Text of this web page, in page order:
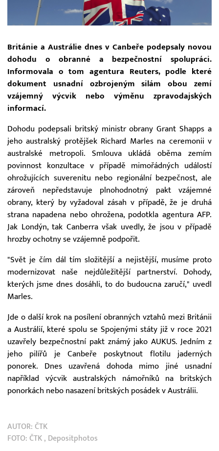
Británie a Austrálie dnes v Canbeře podepsaly novou
dohodu o obranné a bezpečnostní spolupráci.
Informovala o tom agentura Reuters, podle které
dokument usnadní ozbrojeným silám obou zemí
vzájemný výcvik nebo výměnu zpravodajských
informací.
Dohodu podepsali britský ministr obrany Grant Shapps a
jeho australský protějšek Richard Marles na ceremonii v
australské metropoli. Smlouva ukládá oběma zemím
povinnost konzultace v případě mimořádných událostí
ohrožujících suverenitu nebo regionální bezpečnost, ale
zároveň nepředstavuje plnohodnotný pakt vzájemné
obrany, který by vyžadoval zásah v případě, že je druhá
strana napadena nebo ohrožena, podotkla agentura AFP.
Jak Londýn, tak Canberra však uvedly, že jsou v případě
hrozby ochotny se vzájemně podpořit.
"Svět je čím dál tím složitější a nejistější, musíme proto
modernizovat naše nejdůležitější partnerství. Dohody,
kterých jsme dnes dosáhli, to do budoucna zaručí," uvedl
Marles.
Jde o další krok na posílení obranných vztahů mezi Británii
a Austrálií, které spolu se Spojenými státy již v roce 2021
uzavřely bezpečnostní pakt známý jako AUKUS. Jedním z
jeho pilířů je Canbeře poskytnout flotilu jaderných
ponorek. Dnes uzavřená dohoda mimo jiné usnadní
například výcvik australských námořníků na britských
ponorkách nebo nasazení britských posádek v Austrálii.
AUTOR: ČTK
FOTO: ČTK , Depositphotos